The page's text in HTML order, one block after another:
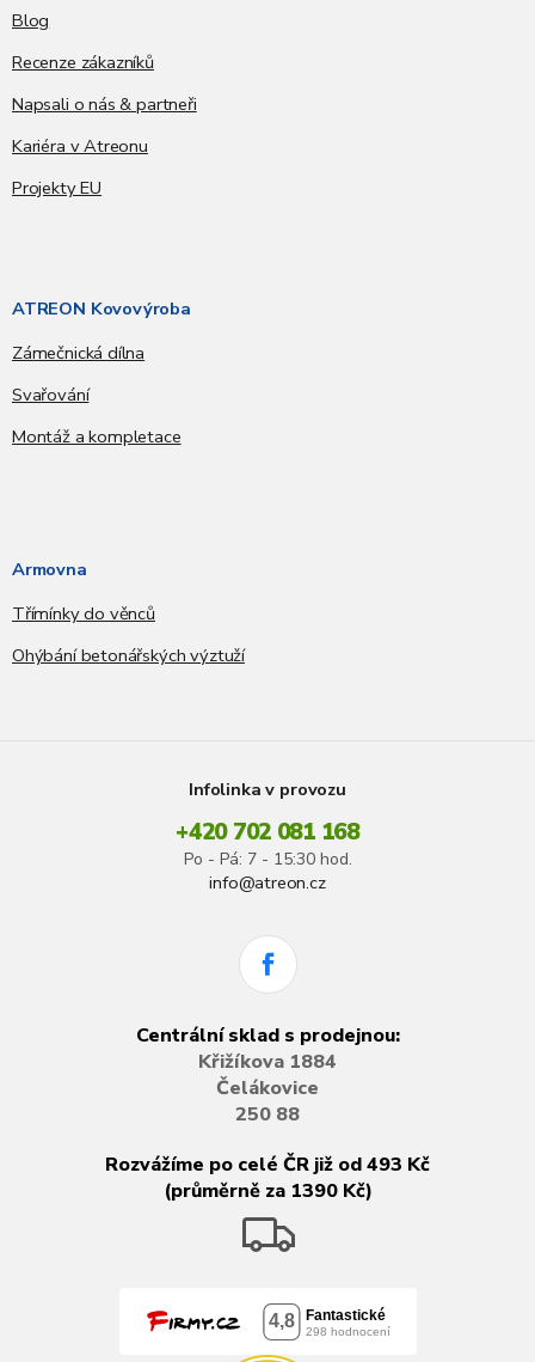
Blog
Recenze zákazníků
Napsali o nás & partneři
Kariéra v Atreonu
Projekty EU
ATREON Kovovýroba
Zámečnická dílna
Svařování
Montáž a kompletace
Armovna
Třímínky do věnců
Ohýbání betonářských výztuží
Infolinka v provozu
+420 702 081 168
Po - Pá: 7 - 15:30 hod.
info@atreon.cz
Centrální sklad s prodejnou:
Křižíkova 1884
Čelákovice
250 88
Rozvážíme po celé ČR již od 493 Kč
(průměrně za 1390 Kč)